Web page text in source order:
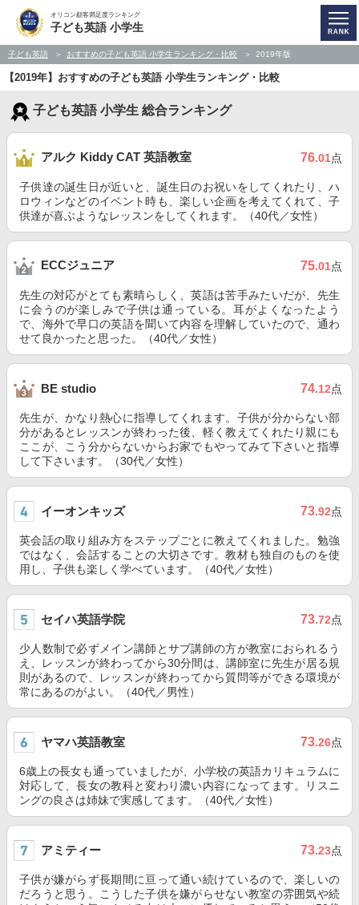
オリコン顧客満足度ランキング
子ども英語 小学生
子ども英語 おすすめの子ども英語 小学生ランキング・比較 2019年版
【2019年】おすすめの子ども英語 小学生ランキング・比較
子ども英語 小学生 総合ランキング
アルク Kiddy CAT 英語教室 76.01点
子供達の誕生日が近いと、誕生日のお祝いをしてくれたり、ハ
ロウィンなどのイベント時も、楽しい企画を考えてくれて、子
供達が喜ぶようなレッスンをしてくれます。（40代／女性）
ECCジュニア 75.01点
先生の対応がとても素晴らしく、英語は苦手みたいだが、先生
に会うのが楽しみで子供は通っている。耳がよくなったよう
で、海外で早口の英語を聞いて内容を理解していたので、通わ
せて良かったと思った。（40代／女性）
BE studio 74.12点
先生が、かなり熱心に指導してくれます。子供が分からない部
分があるとレッスンが終わった後、軽く教えてくれたり親にも
ここが、こう分からないからお家でもやってみて下さいと指導
して下さいます。（30代／女性）
イーオンキッズ 73.92点
英会話の取り組み方をステップごとに教えてくれました。勉強
ではなく、会話することの大切さです。教材も独自のものを使
用し、子供も楽しく学べています。（40代／女性）
セイハ英語学院 73.72点
少人数制で必ずメイン講師とサブ講師の方が教室におられるう
え、レッスンが終わってから30分間は、講師室に先生が居る規
則があるので、レッスンが終わってから質問等ができる環境が
常にあるのがよい。（40代／男性）
ヤマハ英語教室 73.26点
6歳上の長女も通っていましたが、小学校の英語カリキュラムに
対応して、長女の教科と変わり濃い内容になってます。リスニ
ングの良さは姉妹で実感してます。（40代／女性）
アミティー 73.23点
子供が嫌がらず長期間に亘って通い続けているので、楽しいの
だろうと思う。こうした子供を嫌がらせない教室の雰囲気や続